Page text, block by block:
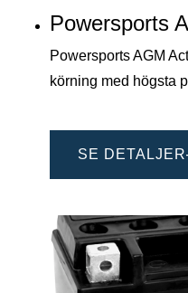
Powersports
Powersports AGM
körning med högsta
SE DETALJER